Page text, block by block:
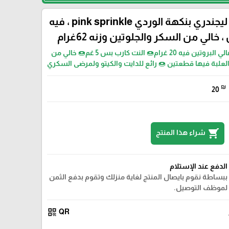
دونات بروتين ليجندري بنكهة الوردي pink sprinkle ، فيه
دونات لذيذ جدا 🍩 عالي البروتين فيه 20 غرام🍩 النت كارب بس 5 غم🍩 خالي من
فيها قطعتين 🍩 رائع للدايت والكيتو ولمرضى السكري
20 ₪
shopping_cart شراء هذا المنتج
الدفع عند الإستلام
ببساطة نقوم بايصال المنتج لغاية منزلك وتقوم بدفع الثمن
لموظف التوصيل.
QR
qr_code